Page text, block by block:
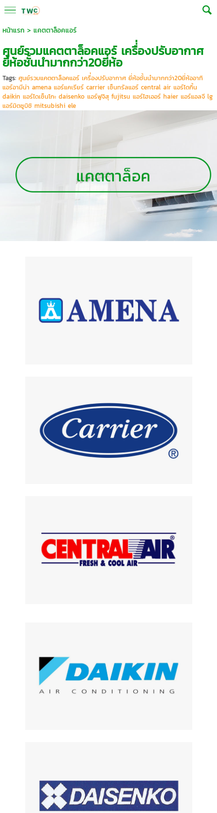
หน้าแรก > แคตตาล็อคแอร์
ศูนย์รวมแคตตาล็อคแอร์ เครื่่องปรับอากาศ
ยี่ห้อชั้นนำมากกว่า20ยี่ห้อ
Tags: ศูนย์รวมแคตตาล็อคแอร์ เครื่่องปรับอากาศ ยี่ห้อชั้นนำมากกว่า20ยี่ห้ออาทิ
แอร์อามีน่า amena แอร์แคเรียร์ carrier เซ็นทรัลแอร์ central air แอร์ไดกิ้น
daikin แอร์ไดเซ็นโกะ daisenko แอร์ฟูจิสุ fujitsu แอร์ไฮเออร์ haier แอร์แอลจี lg
แอร์มิตซูบิชิ mitsubishi ele